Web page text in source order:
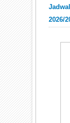
2026/